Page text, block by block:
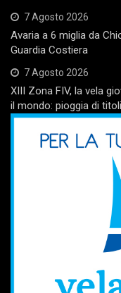
7 Agosto 2026
Avaria a 6 miglia da
Guardia Costiera
7 Agosto 2026
XIII Zona FIV, la vela
il mondo: pioggia di